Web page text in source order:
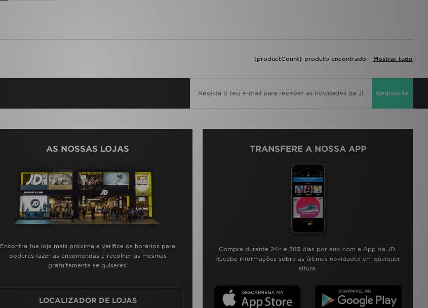
Mostrar tudo
{productCount} produto encontrado:
Regista-te
AS NOSSAS LOJAS
Encontra tua loja mais próxima e verifica os horários para
poderes fazer as encomendas e recolher as mesmas
gratuitamente se quiseres!
LOCALIZADOR DE LOJAS
TRANSFERE A NOSSA APP
Compra durante 24h e 365 dias por ano com a App da JD.
Recebe informações sobre as últimas novidades em qualquer
altura.